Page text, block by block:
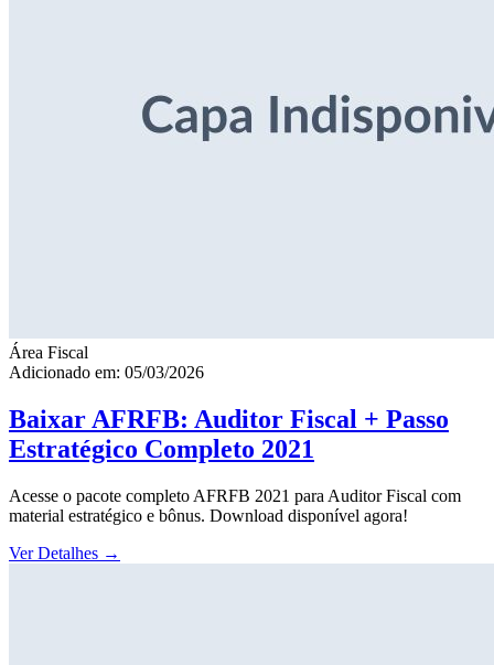
Área Fiscal
Adicionado em: 05/03/2026
Baixar AFRFB: Auditor Fiscal + Passo
Estratégico Completo 2021
Acesse o pacote completo AFRFB 2021 para Auditor Fiscal com
material estratégico e bônus. Download disponível agora!
Ver Detalhes →